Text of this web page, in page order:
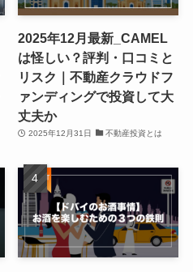
2025年12月最新_CAMEL
は怪しい？評判・口コミと
リスク｜不動産クラウドフ
ァンディングで投資して大
丈夫か
2025年12月31日 不動産投資とは